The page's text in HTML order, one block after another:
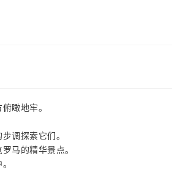
瞰地牢。
调探索它们。
马的精华景点。